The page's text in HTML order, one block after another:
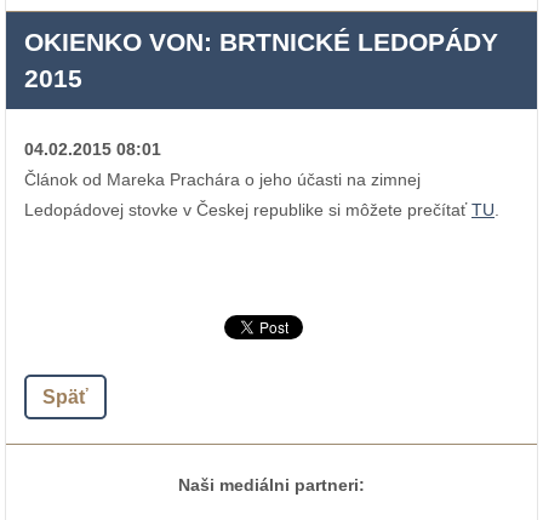
OKIENKO VON: BRTNICKÉ LEDOPÁDY
2015
04.02.2015 08:01
Článok od Mareka Prachára o jeho účasti na zimnej
Ledopádovej stovke v Českej republike si môžete prečítaťTU
Späť
Naši mediálni partneri: